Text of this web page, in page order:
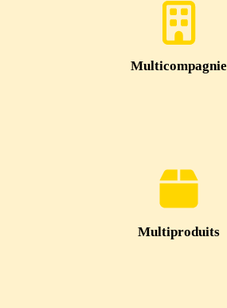
Multicompagnie
Multiproduits